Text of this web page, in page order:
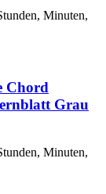
Minuten,
Chord
Grau
Minuten,